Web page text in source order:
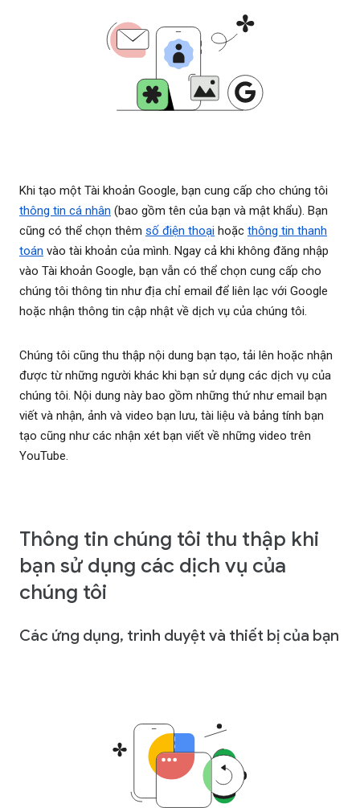
Khi tạo một Tài khoản Google, bạn cung cấp cho chúng tôi
thông tin cá nhân (bao gồm tên của bạn và mật khẩu). Bạn
cũng có thể chọn thêm số điện thoại hoặc thông tin thanh
toán vào tài khoản của mình. Ngay cả khi không đăng nhập
vào Tài khoản Google, bạn vẫn có thể chọn cung cấp cho
chúng tôi thông tin như địa chỉ email để liên lạc với Google
hoặc nhận thông tin cập nhật về dịch vụ của chúng tôi.
Chúng tôi cũng thu thập nội dung bạn tạo, tải lên hoặc nhận
được từ những người khác khi bạn sử dụng các dịch vụ của
chúng tôi. Nội dung này bao gồm những thứ như email bạn
viết và nhận, ảnh và video bạn lưu, tài liệu và bảng tính bạn
tạo cũng như các nhận xét bạn viết về những video trên
YouTube.
Thông tin chúng tôi thu thập khi
bạn sử dụng các dịch vụ của
chúng tôi
Các ứng dụng, trình duyệt và thiết bị của bạn